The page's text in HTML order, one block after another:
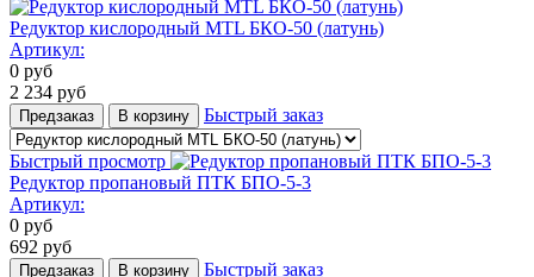
Редуктор кислородный MTL БКО-50 (латунь)
Артикул:
0 руб
2 234 руб
Предзаказ В корзину Быстрый заказ
Быстрый просмотр
Редуктор пропановый ПТК БПО-5-3
Артикул:
0 руб
692 руб
Предзаказ В корзину Быстрый заказ